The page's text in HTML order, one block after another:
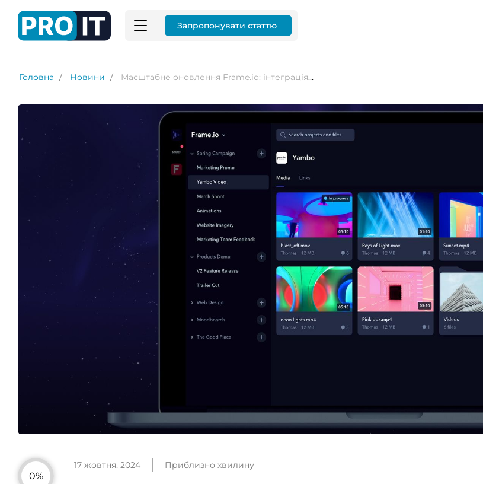
Запропонувати статтю
Головна Новини Масштабне оновлення Frame.io: інтеграція з Lightroom і камерами Canon, Nikon і Leica
0%
17 жовтня, 2024 Приблизно хвилину